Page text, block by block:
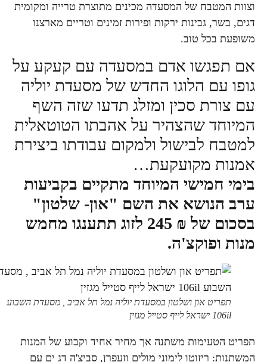
וצוות המטבח של המסעדה מכינים מתוצרת טרייה ומקומית
דגים, בשר, גבינות ירקות ופירות זמינים וטריים מארצנו
משופעת בכל טוב.
אם תפגשו אדם במסעדה עם קעקע על
גופו עם הלוגו החדש של מסעדת יוליה
עם צורת סכין ומזלג תדעו שזה השף
המיוחד שהצהיר על אהבתו הטוטאלית
למטבח לבישול ולמקום עבודתו ביצירת
אמנות מקועקעת…
בימי חמישי המיוחד מתקיים בקביעות
ערב הנושא את השם "און- שלטון"
בסכום של ₪ 245 לזוג תתענגו מחמש
מנות ופוקצ'ה.
תפריט און ושלטון במסעדת יוליה נמל תל אביב , מסעדת השבוע
106il ישראל לייף סטייל מגזין
תפריט הטעימות משתנה אך מחיר אחיד וקבוע של המנות
המשתנות: ריזוטו לימוני מולים וזעפרן, סביצ'ה דג ים עם